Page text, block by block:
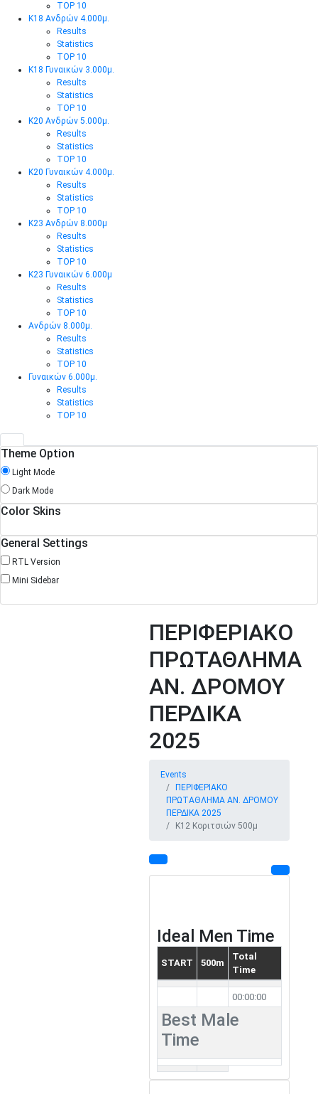
TOP 10
Κ18 Ανδρών 4.000μ.
Results
Statistics
TOP 10
Κ18 Γυναικών 3.000μ.
Results
Statistics
TOP 10
Κ20 Ανδρών 5.000μ.
Results
Statistics
TOP 10
Κ20 Γυναικών 4.000μ.
Results
Statistics
TOP 10
Κ23 Ανδρών 8.000μ
Results
Statistics
TOP 10
Κ23 Γυναικών 6.000μ
Results
Statistics
TOP 10
Ανδρών 8.000μ.
Results
Statistics
TOP 10
Γυναικών 6.000μ.
Results
Statistics
TOP 10
Theme Option
Light Mode
Dark Mode
Color Skins
General Settings
RTL Version
Mini Sidebar
ΠΕΡΙΦΕΡΙΑΚΟ
ΠΡΩΤΑΘΛΗΜΑ
ΑΝ. ΔΡΟΜΟΥ
ΠΕΡΔΙΚΑ
2025
Events
ΠΕΡΙΦΕΡΙΑΚΟ
ΠΡΩΤΑΘΛΗΜΑ ΑΝ. ΔΡΟΜΟΥ
ΠΕΡΔΙΚΑ 2025
Κ12 Κοριτσιών 500μ
Ideal Men Time
START 500m
Total
Time
00:00:00
Best Male
Time